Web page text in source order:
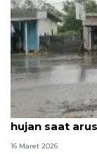
BMKG NTB
hujan saat
16 Maret 2026